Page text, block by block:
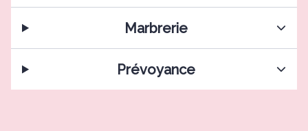
Marbrerie
Prévoyance